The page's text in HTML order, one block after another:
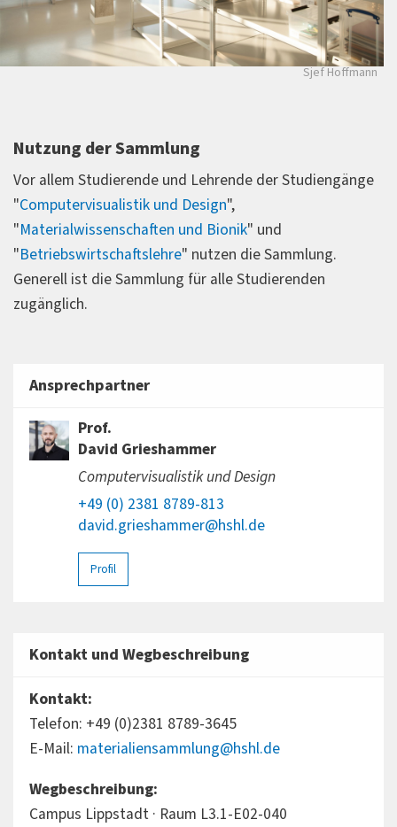
Sjef Hoffmann
Nutzung der Sammlung
Vor allem Studierende und Lehrende der Studiengänge
"Computervisualistik und Design",
"Materialwissenschaften und Bionik" und
"Betriebswirtschaftslehre" nutzen die Sammlung.
Generell ist die Sammlung für alle Studierenden
zugänglich.
Ansprechpartner
Prof.
David Grieshammer
Computervisualistik und Design
+49 (0) 2381 8789-813
david.grieshammer@hshl.de
Profil
Kontakt und Wegbeschreibung
Kontakt:
Telefon: +49 (0)2381 8789-3645
E-Mail: materialiensammlung@hshl.de
Wegbeschreibung:
Campus Lippstadt · Raum L3.1-E02-040